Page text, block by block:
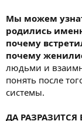
Мы можем
родились
почему
почему
людьми и
понять после
системы.
ДА